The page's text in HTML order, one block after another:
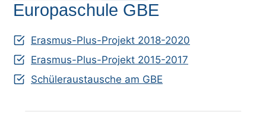
Europaschule GBE
Erasmus-Plus-Projekt 2018-2020
Erasmus-Plus-Projekt 2015-2017
Schüleraustausche am GBE